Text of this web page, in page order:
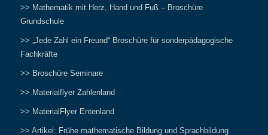
>> Mathematik mit Herz, Hand und Fuß – Broschüre
Grundschule
>> „Jede Zahl ein Freund“ Broschüre für sonderpädagogische
Fachkräfte
>> Broschüre Seminare
>> Materialflyer Zahlenland
>> MaterialFlyer Entenland
>> Artikel: Frühe mathematische Bildung und Sprachbildung